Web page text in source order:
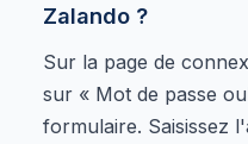
Zalando ?
Sur la page de
sur « Mot de passe
formulaire. Saisissez